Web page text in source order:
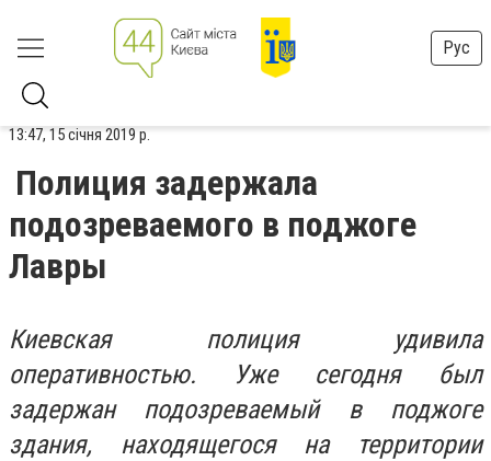
Рус
13:47, 15 січня 2019 р.
Полиция задержала
подозреваемого в поджоге
Лавры
Киевская полиция удивила
оперативностью. Уже сегодня был
задержан подозреваемый в поджоге
здания, находящегося на территории